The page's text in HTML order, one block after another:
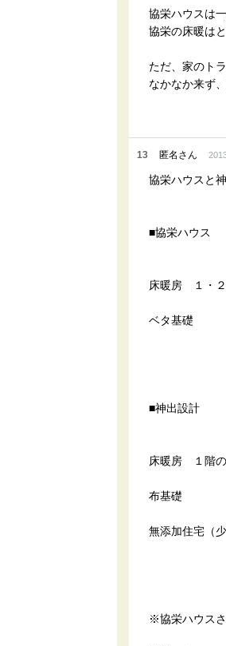
協栄ハウスは
協栄の床暖は
ただ、家のト
なかなか来ず
13 匿名さん
協栄ハウスと
■協栄ハウス
床暖房 １
ベタ基礎
■神出設計
床暖房 １階
布基礎
無添加住宅（少
※協栄ハウス